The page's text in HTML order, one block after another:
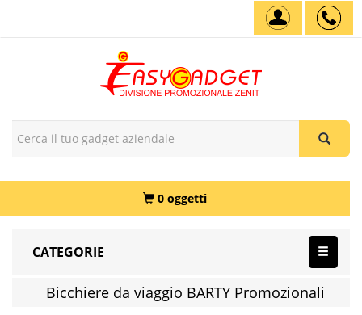
0 oggetti
CATEGORIE
Bicchiere da viaggio BARTY Promozionali